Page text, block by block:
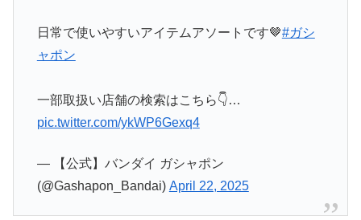
日常で使いやすいアイテムアソートです🤎#ガシ
ャポン
一部取扱い店舗の検索はこちら👇…
pic.twitter.com/ykWP6Gexq4
— 【公式】バンダイ ガシャポン
(@Gashapon_Bandai) April 22, 2025